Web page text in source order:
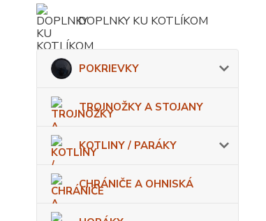
DOPLNKY KU KOTLÍKOM
POKRIEVKY
TROJNOŽKY A STOJANY
KOTLINY / PARÁKY
CHRÁNIČE A OHNISKÁ